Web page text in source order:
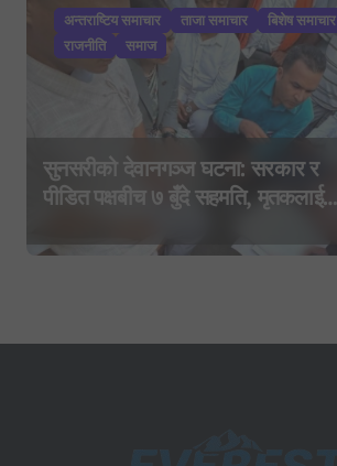
अन्तराष्टिय समाचार ताजा समाचार बिशेष समाचार
राजनीति
समाज
सुनसरीको देवानगञ्ज घटना: सरकार र
पीडित पक्षबीच ७ बुँदे सहमति, मृतकलाई